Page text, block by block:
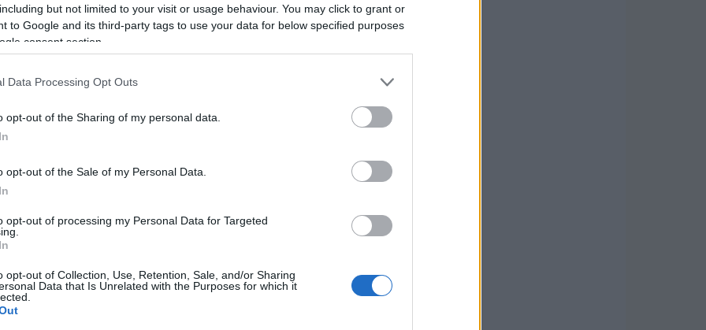
but not limited to your visit or usage behaviour. You may click to grant or
to Google and its third-party tags to use your data for below specified purposes
consent section.
Data Processing Opt Outs
opt-out of the Sharing of my personal data.
opt-out of the Sale of my Personal Data.
opt-out of processing my Personal Data for Targeted
opt-out of Collection, Use, Retention, Sale, and/or Sharing
Data that Is Unrelated with the Purposes for which it
e analgesiche, che possono
praticano sport o che sono soggetti a sforzi
all’arnica può aiutare a ridurre
una rapida guarigione.
alleviare il dolore
e l’infiammazione
distorsioni o stiramenti muscolari.